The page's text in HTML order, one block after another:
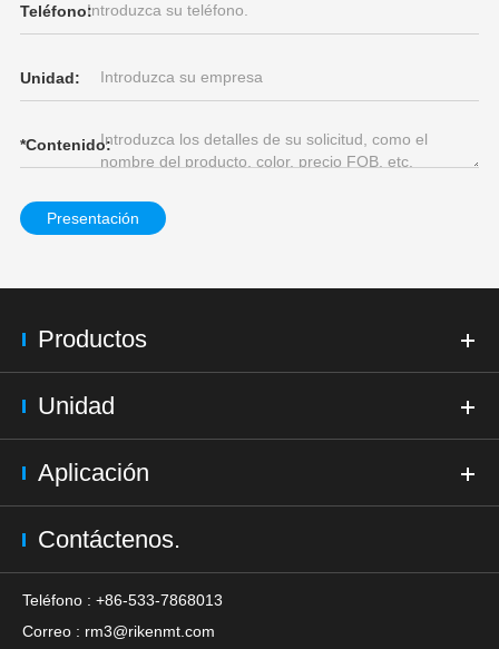
Teléfono:
Unidad:
*Contenido:
Presentación
Productos
Unidad
Aplicación
Contáctenos.
Teléfono : +86-533-7868013
Correo : rm3@rikenmt.com